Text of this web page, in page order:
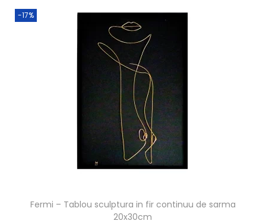
-17%
Fermi – Tablou sculptura in fir continuu de sarma
20x30cm